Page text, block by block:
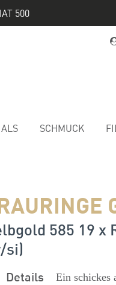
500
SCHMUCK
585 19 x
si)
Details
Ein schickes